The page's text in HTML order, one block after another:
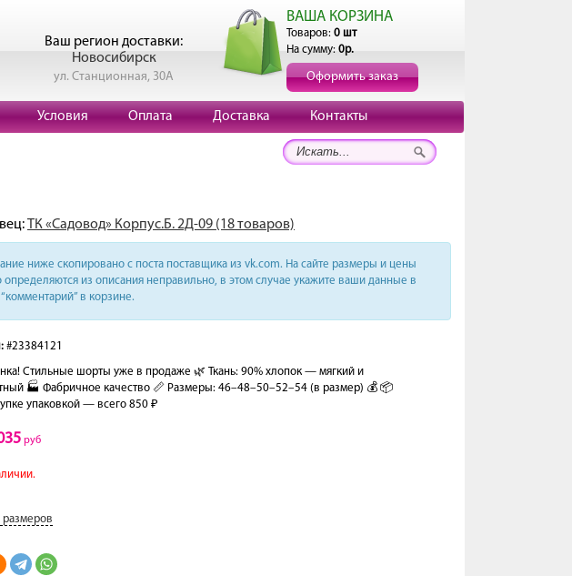
Ваш регион доставки:
Новосибирск
ул. Станционная, 30А
ВАША КОРЗИНА
Товаров: 0 шт
На сумму: 0р.
Оформить заказ
Условия Оплата Доставка Контакты
ТК «Садовод» Корпус.Б. 2Д-09 (18 товаров)
ниже скопировано с поста поставщика из vk.com. На сайте размеры и цены
определяются из описания неправильно, в этом случае укажите ваши данные в
в корзине.
#23384121
Стильные шорты уже в продаже 🌿 Ткань: 90% хлопок — мягкий и
🏭 Фабричное качество 📏 Размеры: 46–48–50–52–54 (в размер) 💰 📦
упаковкой — всего 850 ₽
руб
размеров